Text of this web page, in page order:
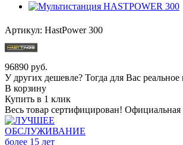
Артикул: HastPower 300
96890 руб.
У других дешевле? Тогда для Вас
В корзину
Купить в 1 клик
Весь товар сертифицирован! Официальная